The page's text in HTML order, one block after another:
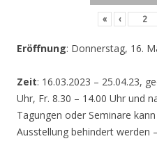
« ‹
Eröffnung: Donnerstag, 16.
Zeit: 16.03.2023 – 25.04.23,
Uhr, Fr. 8.30 – 14.00 Uhr und
Tagungen oder Seminare
Ausstellung behindert werden